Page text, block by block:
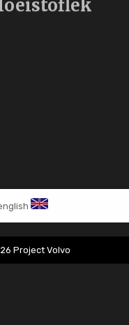
Project Volvo